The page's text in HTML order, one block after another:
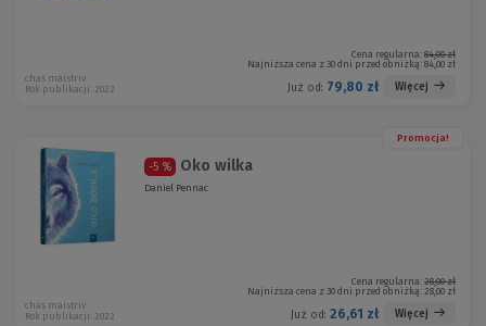
Cena regularna: 84,00 zł
Najniższa cena z 30 dni przed obniżką: 84,00 zł
Już od: 79,80 zł Więcej
chas maistriv
Rok publikacji: 2022
Promocja!
-5 % Oko wilka
Daniel Pennac
Cena regularna: 28,00 zł
Najniższa cena z 30 dni przed obniżką: 28,00 zł
Już od: 26,61 zł Więcej
chas maistriv
Rok publikacji: 2022